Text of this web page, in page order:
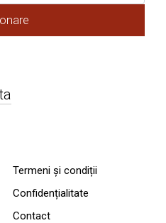
Termeni și condiții
Confidențialitate
Contact